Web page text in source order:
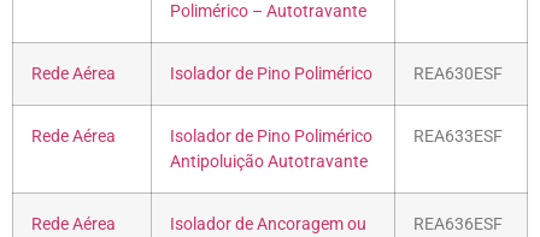
Polimérico – Autotravante
Rede Aérea Isolador de Pino Polimérico REA630ESF
Rede Aérea
Isolador de Pino Polimérico
Antipoluição Autotravante
REA633ESF
Rede Aérea
Isolador de Ancoragem ou
REA636ESF